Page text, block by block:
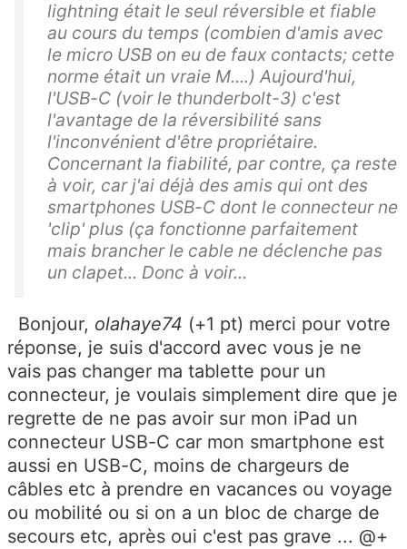
lightning était le seul réversible et fiable
au cours du temps (combien d'amis avec
le micro USB on eu de faux contacts; cette
norme était un vraie M....) Aujourd'hui,
l'USB-C (voir le thunderbolt-3) c'est
l'avantage de la réversibilité sans
l'inconvénient d'être propriétaire.
Concernant la fiabilité, par contre, ça reste
à voir, car j'ai déjà des amis qui ont des
smartphones USB-C dont le connecteur ne
'clip' plus (ça fonctionne parfaitement
mais brancher le cable ne déclenche pas
un clapet... Donc à voir...
Bonjour, olahaye74 (+1 pt) merci pour votre
réponse, je suis d'accord avec vous je ne
vais pas changer ma tablette pour un
connecteur, je voulais simplement dire que je
regrette de ne pas avoir sur mon iPad un
connecteur USB-C car mon smartphone est
aussi en USB-C, moins de chargeurs de
câbles etc à prendre en vacances ou voyage
ou mobilité ou si on a un bloc de charge de
secours etc, après oui c'est pas grave ... @+